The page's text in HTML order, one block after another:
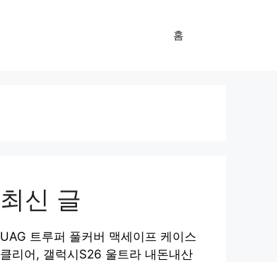
홈
최신 글
UAG 트루퍼 풀커버 맥세이프 케이스
클리어, 갤럭시S26 울트라 내돈내산